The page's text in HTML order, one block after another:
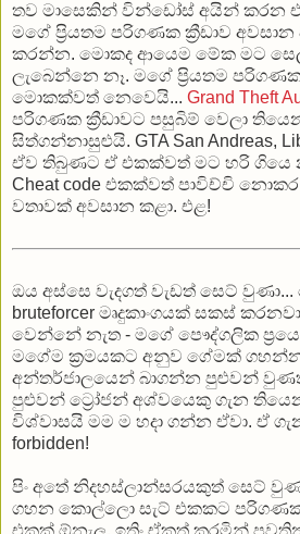
තව මාසෙකින් වින්ඩෝස් අයින් කරන
මගේ ප්‍රියතම පරිගණක ක්‍රීඩාව
කරන්න. මොකද ආයෙම මේක මට
ලැබෙන්නෙ නෑ. මගේ ප්‍රියතම පරිගණක
මොකක්වත් නෙවෙයි... Grand Theft
පරිගණක ක්‍රීඩාවට පසුබිම් වෙලා
සිත්ගන්නාසුළුයි. GTA San Andreas,
ඒව තිබුණට ඒ එකක්වත් මට හරි ගියෙ නෑ
Cheat code එකක්වත් පාවිච්චි
වතාවක් අවසාන කළා. එළ!
ඔය අස්සෙ වැදගත් වැඩත් සෙට් වුණා...
bruteforcer මෘදුකාංගයක් සකස්
වෙන්නේ නැත - මගේ පෞද්ගලික
මගේම ක්‍රමයකට අනුව ගේමක්
අන්තර්ජාලයෙන් බාගන්න පුළුවන්
පුළුවන් ට්‍රෝජන් අශ්වයෙකු ගැන
විශ්වාසයි මම ම හදා ගන්න ඒවා. ඒ
forbidden!
පිං අතේ නිදහස්ලාන්සරයකුත් සෙට්
ගහන කොල්ලො සැට් එකකට